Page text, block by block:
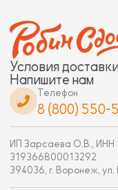
Условия
Напишите нам
Телефон
8 (800) 550-
ИП Зарсаева О.В., ИНН
319366800013292
394036, г. Воронеж,